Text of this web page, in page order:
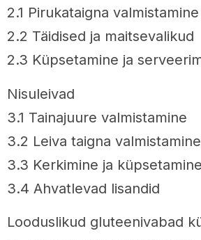
2.1 Pirukataigna valmistamine
2.2 Täidised ja maitsevalikud
2.3 Küpsetamine ja
Nisuleivad
3.1 Tainajuure valmistamine
3.2 Leiva taigna valmistamine
3.3 Kerkimine ja küpsetamine
3.4 Ahvatlevad lisandid
Looduslikud gluteenivabad